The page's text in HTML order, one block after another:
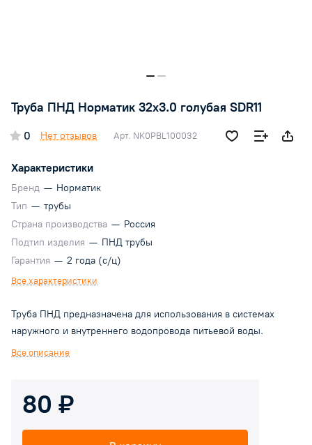
Труба ПНД Норматик 32х3.0 голубая SDR11
0 Нет отзывов Арт. NK0PBL100032
Характеристики
Бренд — Норматик
Тип — трубы
Страна производства — Россия
Подтип изделия — ПНД трубы
Гарантия — 2 года (с/ц)
Все характеристики
Труба ПНД предназначена для использования в системах
наружного и внутреннего водопровода питьевой воды.
Все описание
80 ₽